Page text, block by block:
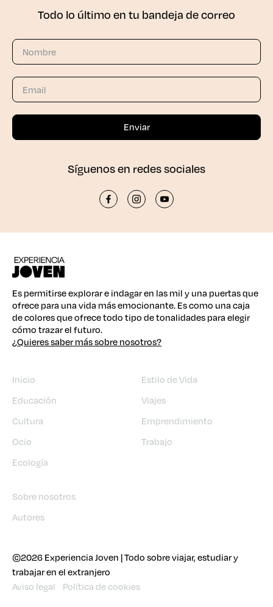
Todo lo último en tu bandeja de correo
Síguenos en redes sociales
Es permitirse explorar e indagar en las mil y una puertas que
ofrece para una vida más emocionante. Es como una caja
de colores que ofrece todo tipo de tonalidades para elegir
cómo trazar el futuro.
¿Quieres saber más sobre nosotros?
Inicio
Educación
Cultura
Ocio
Ecología
Estilo de Vida
Viajes
Emprendimiento
Trabajo
Sobre nosotros
Autores
©2026 Experiencia Joven | Todo sobre viajar, estudiar y
trabajar en el extranjero
Aviso legal
Política de cookies